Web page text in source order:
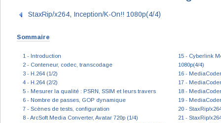
StaxRip/x264, Inception/K-On!! 1080p(4/4)
Sommaire
1 - Introduction
2 - Conteneur, codec, transcodage
3 - H.264 (1/2)
4 - H.264 (2/2)
5 - Mesurer la qualité : PSRN, SSIM et leurs travers
6 - Nombre de passes, GOP dynamique
7 - Scènes de tests, configuration
8 - ArcSoft Media Converter, Avatar 720p (1/4)
15 - Cyberlink
1080p(4/4)
16 -
17 -
18 -
19 -
20 - StaxRip/
21 - StaxRip/